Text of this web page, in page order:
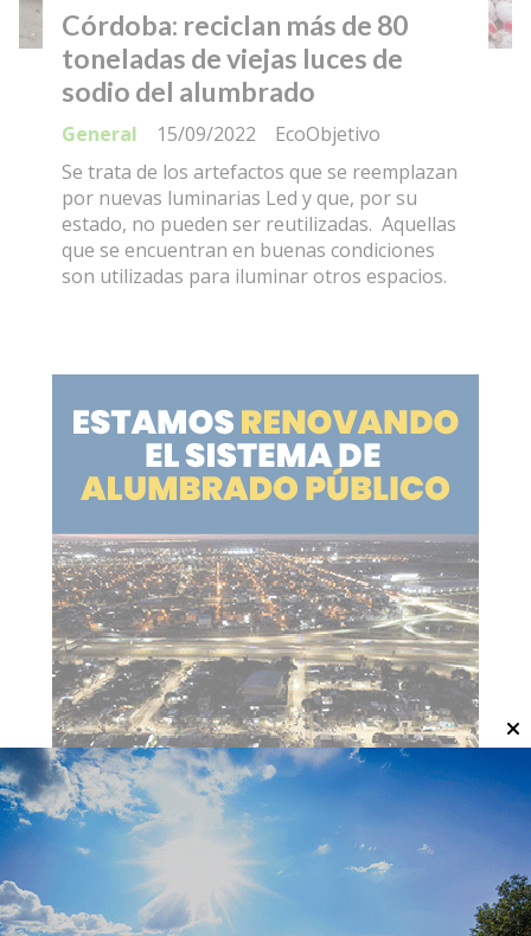
Córdoba: reciclan más de 80
toneladas de viejas luces de
sodio del alumbrado
EcoObjetivo
General
15/09/2022
Se trata de los artefactos que se reemplazan
por nuevas luminarias Led y que, por su
estado, no pueden ser reutilizadas. Aquellas
que se encuentran en buenas condiciones
son utilizadas para iluminar otros espacios.